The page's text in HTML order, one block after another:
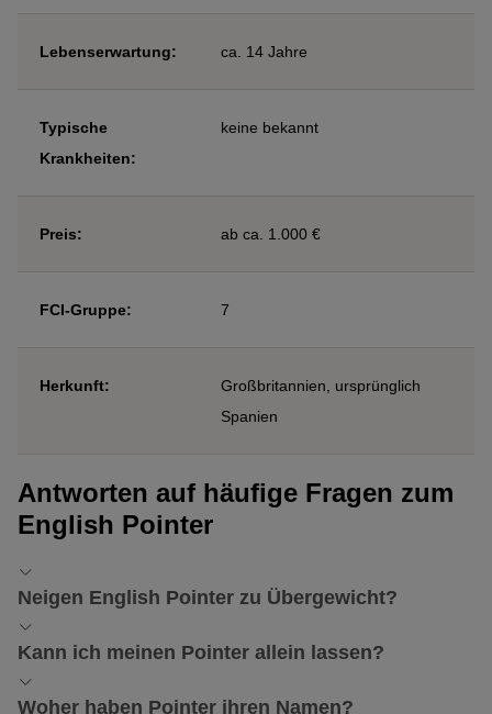
Lebenserwartung: ca. 14 Jahre
Typische
Krankheiten:
keine bekannt
Preis: ab ca. 1.000 €
FCI-Gruppe: 7
Herkunft:
Großbritannien, ursprünglich
Spanien
Antworten auf häufige Fragen zum
English Pointer
Neigen English Pointer zu Übergewicht?
Der Energiebedarf dieses Jägers hängt eng mit seiner Auslastung
Hundesport zum Einsatz kommen, neigen dazu, schnell
Kann ich meinen Pointer allein lassen?
Da der English Pointer viel Bewegung und Auslastung braucht,
Woher haben Pointer ihren Namen?